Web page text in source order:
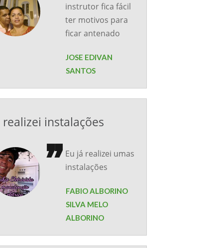
instrutor fica fácil
ter motivos para
ficar antenado
JOSE EDIVAN
SANTOS
realizei instalações
Eu já realizei umas
instalações
FABIO ALBORINO
SILVA MELO
ALBORINO